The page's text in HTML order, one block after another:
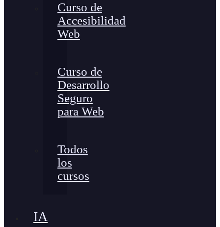
Curso de
Accesibilidad
Web
Curso de
Desarrollo
Seguro
para Web
Todos
los
cursos
IA